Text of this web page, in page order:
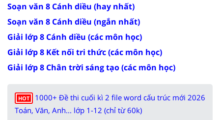
Soạn văn 8 Cánh diều (hay nhất)
Soạn văn 8 Cánh diều (ngắn nhất)
Giải lớp 8 Cánh diều (các môn học)
Giải lớp 8 Kết nối tri thức (các môn học)
Giải lớp 8 Chân trời sáng tạo (các môn học)
HOT
1000+ Đề thi cuối kì 2 file word cấu trúc mới 2026
Toán, Văn, Anh... lớp 1-12 (chỉ từ 60k)